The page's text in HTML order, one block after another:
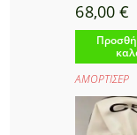
68,00€
ΑΜΟΡΤΙΣΕΡ